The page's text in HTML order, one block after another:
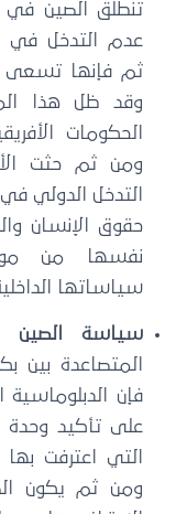
تنطلق الصين في
عدم التدخل في
ثم فإنها تسعى
وقد ظل هذا
الحكومات
ومن ثم حثت
التدخل الدولي
حقوق الإنسان
نفسها من
سياساتها
سياسة الصين
المتصاعدة بين
فإن
على تأكيد وحدة
التي اعترفت بها
ومن ثم يكون